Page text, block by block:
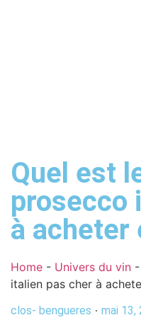
Quel est
prosecco
à acheter
Home - Univers du vin -
italien pas cher à
clos- bengueres mai 13,